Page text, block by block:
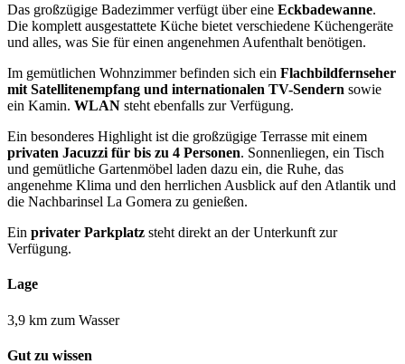
Das großzügige Badezimmer verfügt über eine Eckbadewanne.
Die komplett ausgestattete Küche bietet verschiedene Küchengeräte
und alles, was Sie für einen angenehmen Aufenthalt benötigen.
Im gemütlichen Wohnzimmer befinden sich ein Flachbildfernseher
mit Satellitenempfang und internationalen TV-Sendern sowie
ein Kamin. WLAN steht ebenfalls zur Verfügung.
Ein besonderes Highlight ist die großzügige Terrasse mit einem
privaten Jacuzzi für bis zu 4 Personen. Sonnenliegen, ein Tisch
und gemütliche Gartenmöbel laden dazu ein, die Ruhe, das
angenehme Klima und den herrlichen Ausblick auf den Atlantik und
die Nachbarinsel La Gomera zu genießen.
Ein privater Parkplatz steht direkt an der Unterkunft zur
Verfügung.
Lage
3,9 km zum Wasser
Gut zu wissen